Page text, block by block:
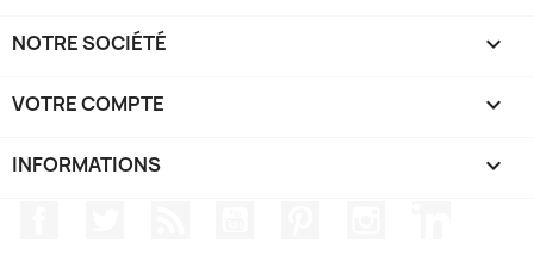
NOTRE SOCIÉTÉ 
VOTRE COMPTE 
INFORMATIONS keyboard_arrow_down